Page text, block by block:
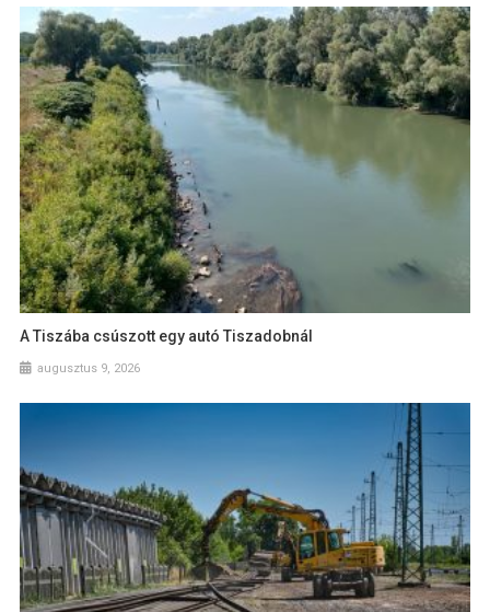
A Tiszába csúszott egy autó Tiszadobnál
augusztus 9, 2026